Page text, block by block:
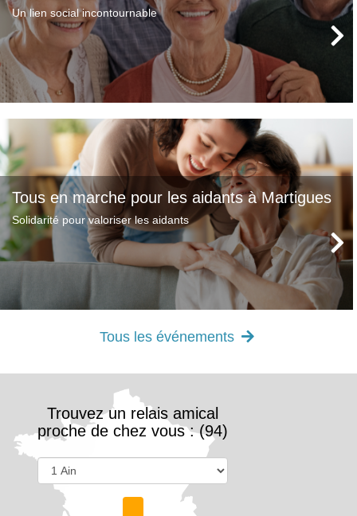
Un lien social incontournable
Tous en marche pour les aidants à Martigues
Solidarité pour valoriser les aidants
Tous les événements
Trouvez un relais amical
proche de chez vous : (94)